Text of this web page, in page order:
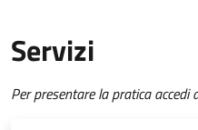
Servizi
Per presentare la pratica accedi